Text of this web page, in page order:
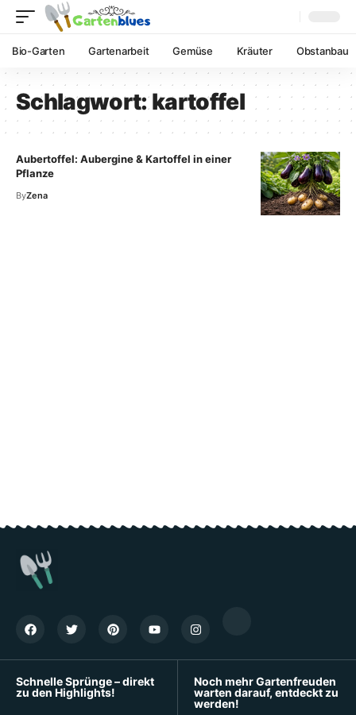
Bio-Garten Gartenarbeit Gemüse Kräuter Obstanbau
Schlagwort:kartoffel
Aubertoffel: Aubergine & Kartoffel in einer
Pflanze
ByZena
Schnelle Sprünge – direkt
zu den Highlights!
Noch mehr Gartenfreuden
warten darauf, entdeckt zu
werden!